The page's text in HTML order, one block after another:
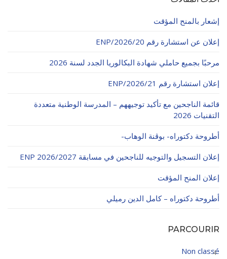
إشعار بالمنح المؤقت
إعلان عن استشارة رقم 20/ENP/2026
مرحبًا بجميع حاملي شهادة البكالوريا الجدد لسنة 2026
إعلان استشارة رقم 21/ENP/2026
قائمة الناجحين مع تأكيد توجيههم – المدرسة الوطنية متعددة
التقنيات 2026
أطروحة دكتوراه- بوڨنة الوهاب-
إعلان التسجيل والتوجيه للناجحين في مسابقة ENP 2026/2027
إعلان المنح المؤقت
أطروحة دكتوراه – كامل الدين رميلي
PARCOURIR
Non classé
4